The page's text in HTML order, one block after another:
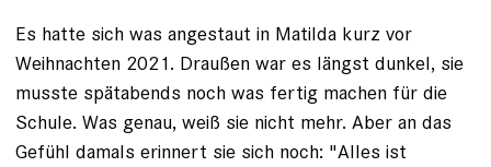
Es hatte sich was angestaut in Matilda kurz vor
Weihnachten 2021. Draußen war es längst dunkel, sie
musste spätabends noch was fertig machen für die
Schule. Was genau, weiß sie nicht mehr. Aber an das
Gefühl damals erinnert sie sich noch: "Alles ist